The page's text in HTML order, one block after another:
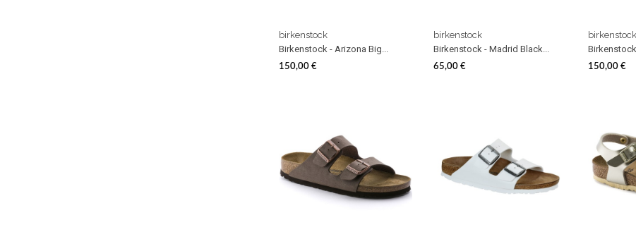
birkenstock
Birkenstock - Arizona Big...
Prezzo
150,00 €
birkenstock
Birkenstock - Madrid Black...
Prezzo
65,00 €
birkenstock
Prezzo
150,00 €